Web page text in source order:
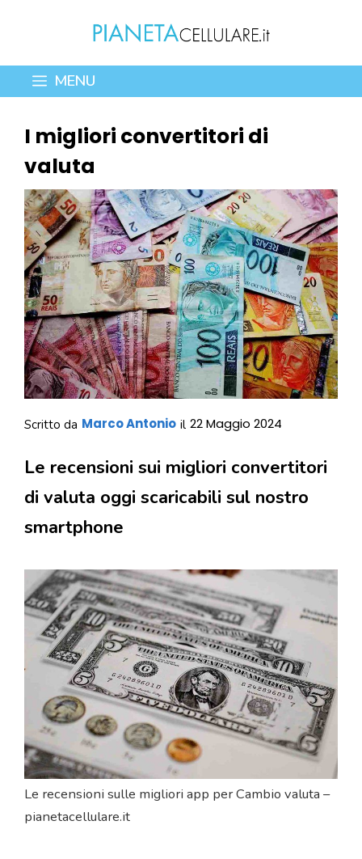
contenuto
MENU
I migliori convertitori di
valuta
Scritto da Marco Antonio il 22 Maggio 2024
Le recensioni sui migliori convertitori
di valuta oggi scaricabili sul nostro
smartphone
Le recensioni sulle migliori app per Cambio valuta –
pianetacellulare.it